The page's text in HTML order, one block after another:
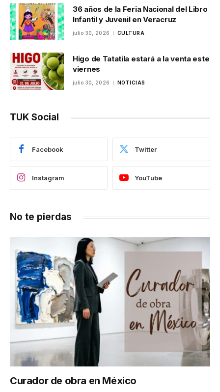
36 años de la Feria Nacional del Libro
Infantil y Juvenil en Veracruz
julio 30, 2026 CULTURA
Higo de Tatatila estará a la venta este
viernes
julio 30, 2026 NOTICIAS
TUK Social
Facebook Twitter
Instagram YouTube
No te pierdas
Curador de obra en México